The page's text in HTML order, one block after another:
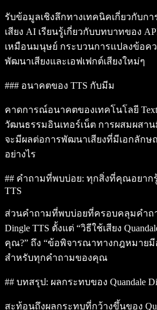
รับข้อมูลเชิงลึกทางเทคนิคเกี่ยวกับกา
เสียง AI เรียนรู้เกี่ยวกับบทบาทของ
เหมือนมนุษย์ กระบวนการแปลงข้อคว
พัฒนาเสียงและเอฟเฟกต์เสียงใหม่ๆ
### อนาคตของ TTS กับมีม
คาดการณ์อนาคตของเทคโนโลยี Text
วัฒนธรรมอินเทอร์เน็ต การผสมผสาน
จะมีผลต่อการพัฒนาเสียงที่มีเอกลักษ
อย่างไร
## คำถามที่พบบ่อย: ทุกสิ่งที่คุณอยากรู้
TTS
ส่วนคำถามที่พบบ่อยที่ครอบคลุมคำถา
Dingle TTS ตั้งแต่ “วิธีใช้เสียง
คุณ?” ถึง “ข้อพิจารณาทางกฎหมายมี
สำหรับทุกคำถามของคุณ
## บทสรุป: ผลกระทบของ Quandale
สะท้อนถึงผลกระทบที่กว้างขึ้นของ